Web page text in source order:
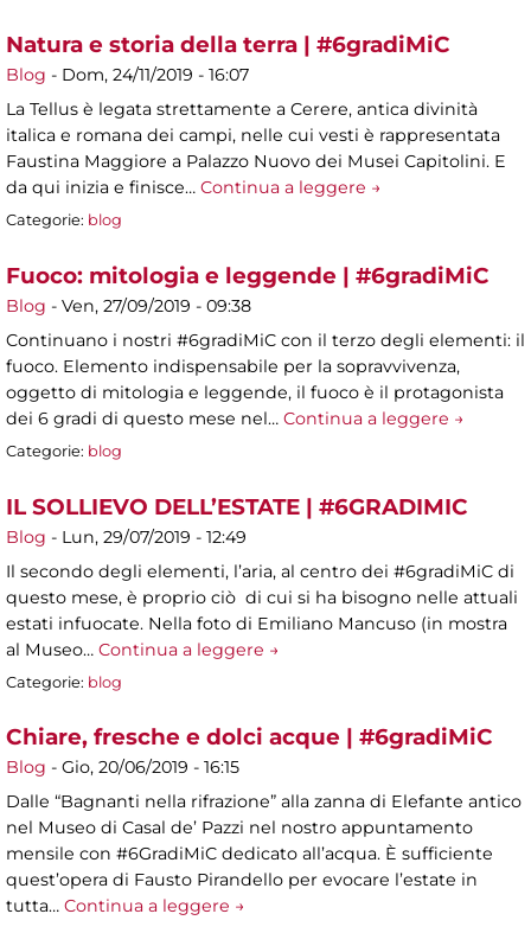
Natura e storia della terra | #6gradiMiC
Blog - Dom, 24/11/2019 - 16:07
La Tellus è legata strettamente a Cerere, antica divinità
italica e romana dei campi, nelle cui vesti è rappresentata
Faustina Maggiore a Palazzo Nuovo dei Musei Capitolini. E
da qui inizia e finisce… Continua a leggere →
Categorie: blog
Fuoco: mitologia e leggende | #6gradiMiC
Blog - Ven, 27/09/2019 - 09:38
Continuano i nostri #6gradiMiC con il terzo degli elementi: il
fuoco. Elemento indispensabile per la sopravvivenza,
oggetto di mitologia e leggende, il fuoco è il protagonista
dei 6 gradi di questo mese nel… Continua a leggere →
Categorie: blog
IL SOLLIEVO DELL’ESTATE | #6GRADIMIC
Blog - Lun, 29/07/2019 - 12:49
Il secondo degli elementi, l’aria, al centro dei #6gradiMiC di
questo mese, è proprio ciò di cui si ha bisogno nelle attuali
estati infuocate. Nella foto di Emiliano Mancuso (in mostra
al Museo… Continua a leggere →
Categorie: blog
Chiare, fresche e dolci acque | #6gradiMiC
Blog - Gio, 20/06/2019 - 16:15
Dalle “Bagnanti nella rifrazione” alla zanna di Elefante antico
nel Museo di Casal de’ Pazzi nel nostro appuntamento
mensile con #6GradiMiC dedicato all’acqua. È sufficiente
quest’opera di Fausto Pirandello per evocare l’estate in
tutta… Continua a leggere →